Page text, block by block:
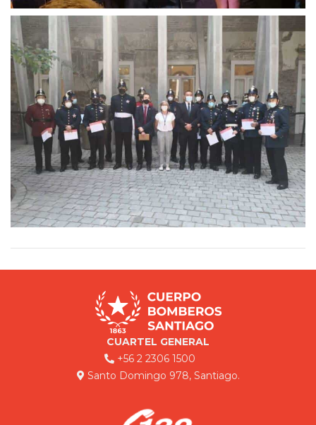
CUARTEL GENERAL
+56 2 2306 1500
Santo Domingo 978, Santiago.